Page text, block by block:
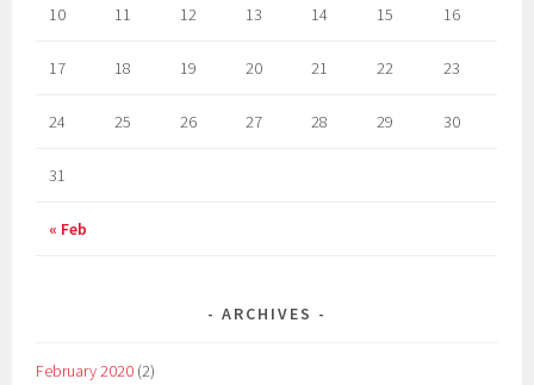
« Feb
10 11 12 13 14 15 16
17 18 19 20 21 22 23
24 25 26 27 28 29 30
31
ARCHIVES
February 2020 (2)